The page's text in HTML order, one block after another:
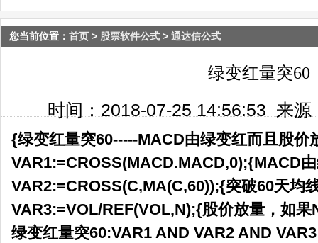
您当前位置： 首页 > 股票软件公式 > 通达信公式
绿变红量突60
时间：2018-07-25 14:56:53 来
{绿变红量突60-----MACD由绿变红而且股价
VAR1:=CROSS(MACD.MACD,0);{MACD
VAR2:=CROSS(C,MA(C,60));{突破60天均
VAR3:=VOL/REF(VOL,N);{股价放量，如果
绿变红量突60:VAR1 AND VAR2 AND